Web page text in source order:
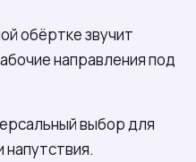
обёртке звучит
направления под
выбор для